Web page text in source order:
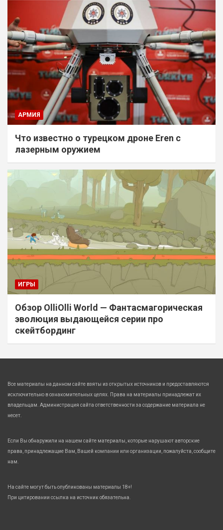
АРМИЯ
Что известно о турецком дроне Eren с
лазерным оружием
ИГРЫ
Обзор OlliOlli World — Фантасмагорическая
эволюция выдающейся серии про
скейтбординг
Все материалы на данном сайте взяты из открытых источников и предоставляются
исключительно в ознакомительных целях. Права на материалы принадлежат их
владельцам. Администрация сайта ответственности за содержание материала не
несет.
Если Вы обнаружили на нашем сайте материалы, которые нарушают авторские
права, принадлежащие Вам, Вашей компании или организации, пожалуйста, сообщите
нам.
На сайте могут быть опубликованы материалы 18+!
При цитировании ссылка на источник обязательна.